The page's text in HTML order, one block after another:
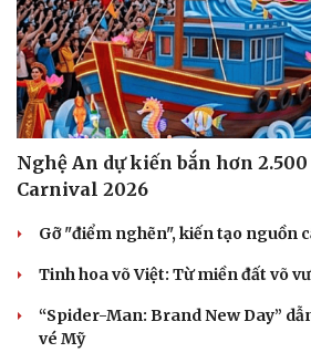
Ăn sạch sống khỏe
Nghệ An dự kiến bắn hơn
Carnival 2026
Gỡ "điểm nghẽn", kiến tạo nguồn
Tinh hoa võ Việt: Từ miền đất võ
“Spider-Man: Brand New Day”
vé Mỹ